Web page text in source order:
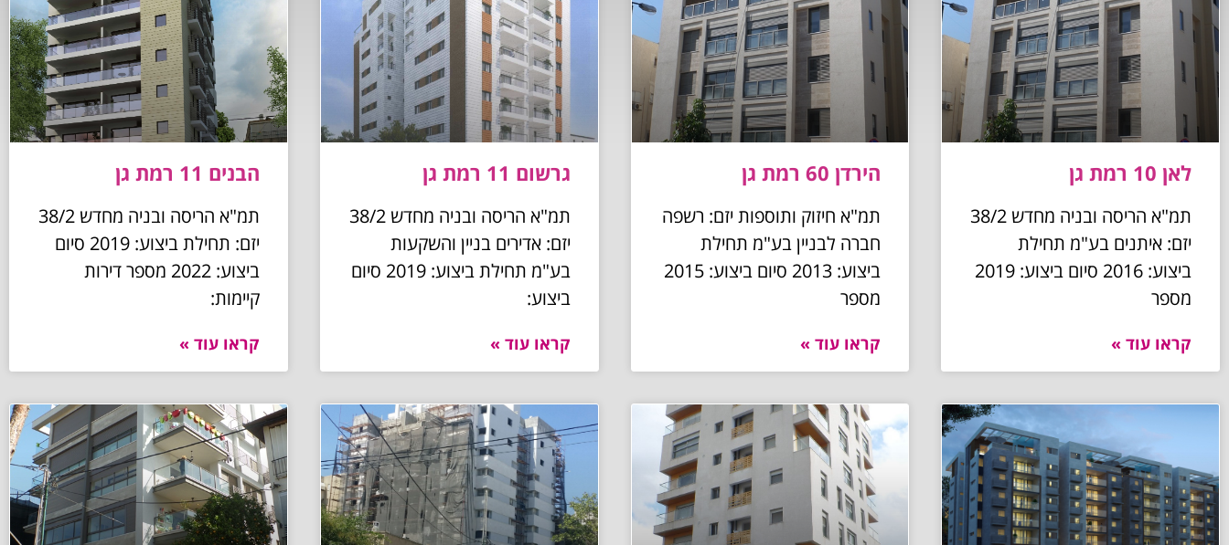
לאן 10 רמת גן
תמ"א הריסה ובניה מחדש 38/2
יזם: איתנים בע"מ תחילת
ביצוע: 2016 סיום ביצוע: 2019
מספר
קראו עוד »
הירדן 60 רמת גן
תמ"א חיזוק ותוספות יזם: רשפה
חברה לבניין בע"מ תחילת
ביצוע: 2013 סיום ביצוע: 2015
מספר
קראו עוד »
גרשום 11 רמת גן
תמ"א הריסה ובניה מחדש 38/2
יזם: אדירים בניין והשקעות
בע"מ תחילת ביצוע: 2019 סיום
ביצוע:
קראו עוד »
הבנים 11 רמת גן
תמ"א הריסה ובניה מחדש 38/2
יזם: תחילת ביצוע: 2019 סיום
ביצוע: 2022 מספר דירות
קיימות:
קראו עוד »